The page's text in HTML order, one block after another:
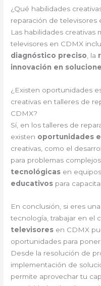
¿Qué habilidades
reparación de televisores
Las habilidades creativas
televisores en CDMX
diagnóstico preciso, la
innovación en
¿Existen oportunidades
creativas en talleres de
CDMX?
Sí, en los talleres de
existen oportunidades
creativas, como el
para problemas
tecnológicas en
educativos para
En conclusión, si eres
tecnología, trabajar en el
televisores en CDMX
oportunidades para
Desde la resolución de
implementación de
permite aprovechar tu